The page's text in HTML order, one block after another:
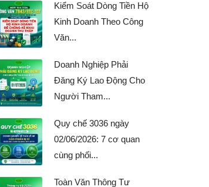
Kiểm Soát Dòng Tiền Hộ
Kinh Doanh Theo Công
Văn...
Doanh Nghiệp Phải
Đăng Ký Lao Động Cho
Người Tham...
Quy chế 3036 ngày
02/06/2026: 7 cơ quan
cùng phối...
Toàn Văn Thông Tư